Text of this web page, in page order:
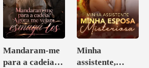
Mandaram-me
para a cadeia?
Minha
assistente,